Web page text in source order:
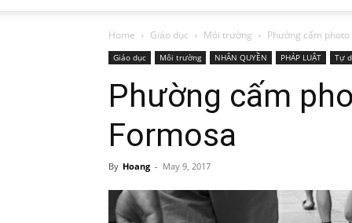
Home Giáo dục Môi trường Phường cấm
Giáo dục Môi trường NHÂN QUYỀN PHÁP LUẬT Tự
Phường cấm
Formosa
By Hoang - May 9, 2017